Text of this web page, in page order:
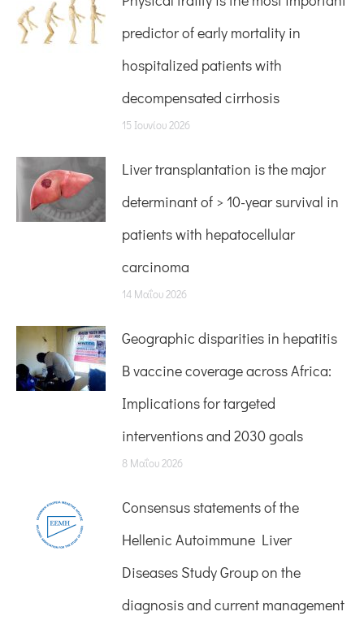
predictor of early mortality in
hospitalized patients with
decompensated cirrhosis
15 Ιουνίου 2026
Liver transplantation is the major
determinant of > 10-year survival in
patients with hepatocellular
carcinoma
14 Μαΐου 2026
Geographic disparities in hepatitis
B vaccine coverage across Africa:
Implications for targeted
interventions and 2030 goals
8 Μαΐου 2026
Consensus statements of the
Hellenic Autoimmune Liver
Diseases Study Group on the
diagnosis and current management